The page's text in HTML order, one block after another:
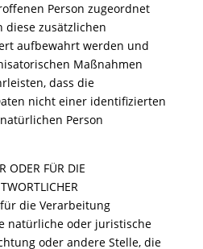
Person zugeordnet
diese zusätzlichen
aufbewahrt werden und
Maßnahmen
dass die
nicht einer identifizierten
Person
ODER FÜR DIE
die Verarbeitung
natürliche oder juristische
oder andere Stelle, die